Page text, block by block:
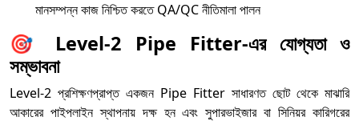
মানসম্পন্ন কাজ নিশ্চিত করতে QA/QC নীতিমালা পালন
🎯 Level-2 Pipe Fitter-এর যোগ্যতা ও
সম্ভাবনা
Level-2 প্রশিক্ষণপ্রাপ্ত একজন Pipe Fitter সাধারণত ছোট থেকে মাঝারি
আকারের পাইপলাইন স্থাপনায় দক্ষ হন এবং সুপারভাইজার বা সিনিয়র কারিগরের